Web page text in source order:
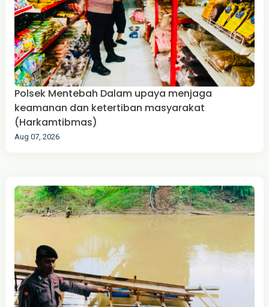
Polsek Mentebah Dalam upaya menjaga
keamanan dan ketertiban masyarakat
(Harkamtibmas)
Aug 07, 2026